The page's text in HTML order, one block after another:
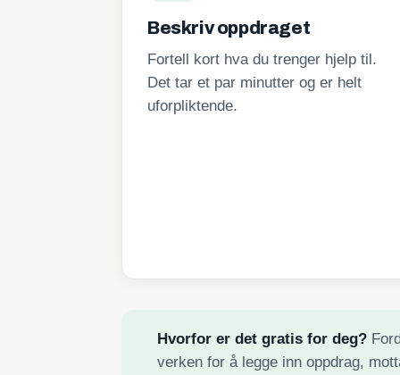
Beskriv oppdraget
Fortell kort hva du trenger hjelp til.
Det tar et par minutter og er helt
uforpliktende.
Hvorfor er det gratis for deg?
verken for å legge inn oppdrag,